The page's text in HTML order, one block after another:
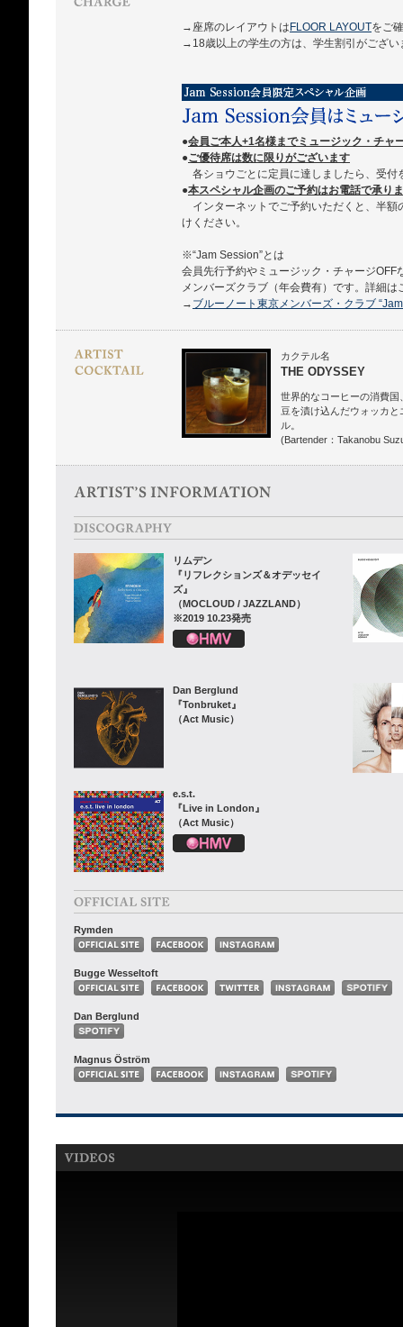
→座席のレイアウトは FLOOR LAYOUTをご
→18歳以上の学生の方は、学生割引がござい
●会員ご本人+1名様までミュージック・チャ
●ご優待席は数に限りがございます
各ショウごとに定員に達しましたら、受付
●本スペシャル企画のご予約はお電話で承り
インターネットでご予約いただくと、半額
けください。
※“Jam Session”とは
会員先行予約やミュージック・チャージ
メンバーズクラブ（年会費有）です。詳細は
→ ブルーノート東京メンバーズ・クラブ
カクテル名
THE ODYSSEY
世界的なコーヒーの消費
豆を漬け込んだウォッカ
ル。
(Bartender：Takanobu
リムデン
『リフレクションズ＆オデッセイ
ズ』
（MOCLOUD / JAZZLAND）
※2019 10.23発売
Dan Berglund
『Tonbruket』
（Act Music）
e.s.t.
『Live in London』
（Act Music）
Rymden
Bugge Wesseltoft
Dan Berglund
Magnus Öström